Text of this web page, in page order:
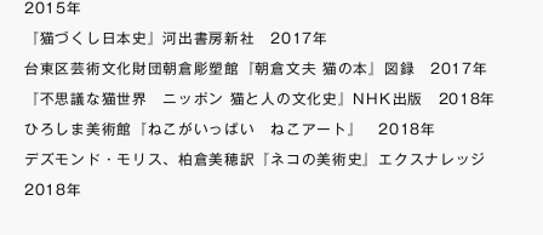
2015年
『猫づくし日本史』河出書房新社 2017年
台東区芸術文化財団朝倉彫塑館『朝倉文夫 猫の本』図録 2017年
『不思議な猫世界 ニッポン 猫と人の文化史』NHK出版 2018年
ひろしま美術館『ねこがいっぱい ねこアート』 2018年
デズモンド・モリス、柏倉美穂訳『ネコの美術史』エクスナレッジ
2018年